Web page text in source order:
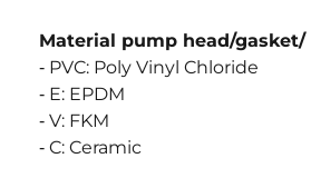
Material pump head/gasket/
‐ PVC: Poly Vinyl Chloride
‐ E: EPDM
‐ V: FKM
‐ C: Ceramic